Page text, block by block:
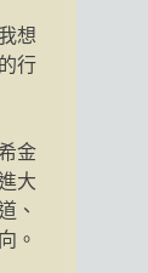
想
行
金
大
、
。